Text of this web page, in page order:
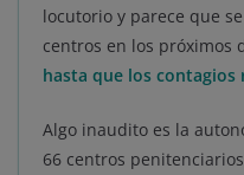
locutorio y parece que
centros en los próximos
hasta que los contagios
Algo inaudito es la
66 centros